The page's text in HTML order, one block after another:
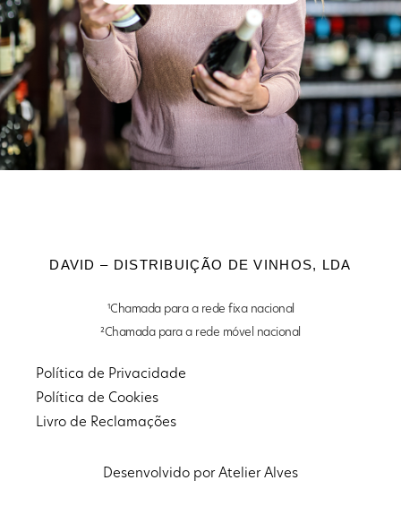
DAVID – DISTRIBUIÇÃO DE VINHOS, LDA
¹Chamada para a rede fixa nacional
²Chamada para a rede móvel nacional
Política de Privacidade
Política de Cookies
Livro de Reclamações
Desenvolvido por Atelier Alves